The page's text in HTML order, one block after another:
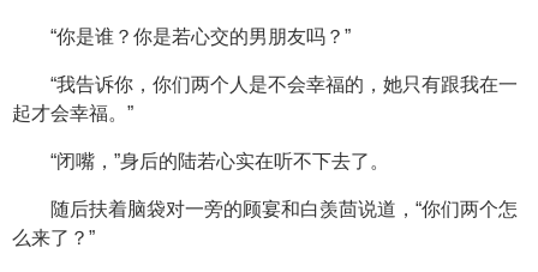
“你是谁？你是若心交的男朋友吗？”
“我告诉你，你们两个人是不会幸福的，她只有跟我在一
起才会幸福。”
“闭嘴，”身后的陆若心实在听不下去了。
随后扶着脑袋对一旁的顾宴和白羡茴说道，“你们两个怎
么来了？”